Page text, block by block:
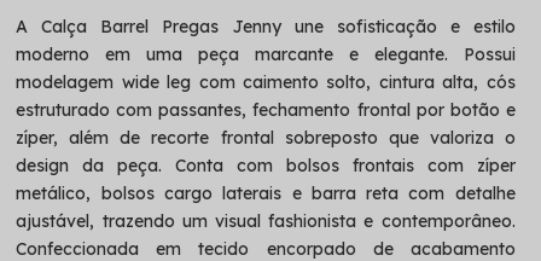
A Calça Barrel Pregas Jenny une sofisticação e estilo
moderno em uma peça marcante e elegante. Possui
modelagem wide leg com caimento solto, cintura alta, cós
estruturado com passantes, fechamento frontal por botão e
zíper, além de recorte frontal sobreposto que valoriza o
design da peça. Conta com bolsos frontais com zíper
metálico, bolsos cargo laterais e barra reta com detalhe
ajustável, trazendo um visual fashionista e contemporâneo.
Confeccionada em tecido encorpado de acabamento